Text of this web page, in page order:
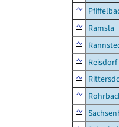
Ramsla
Reisdorf